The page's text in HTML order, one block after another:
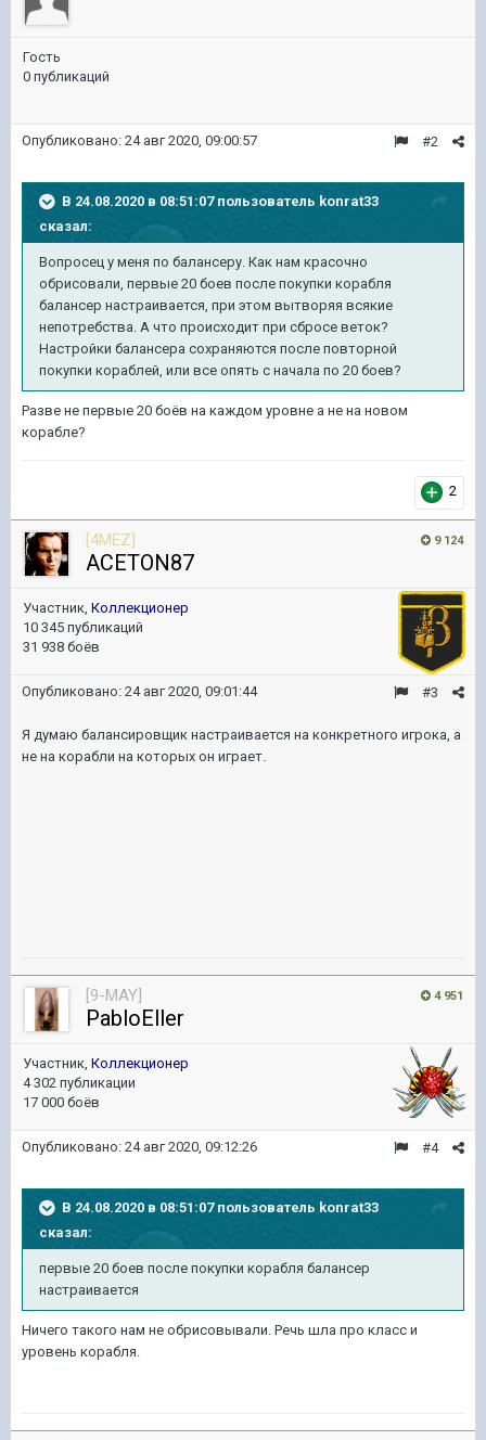
Гость
0 публикаций
#2
Опубликовано: 24 авг 2020, 09:00:57
В 24.08.2020 в 08:51:07 пользователь konrat33
сказал:
Вопросец у меня по балансеру. Как нам красочно
обрисовали, первые 20 боев после покупки корабля
балансер настраивается, при этом вытворяя всякие
непотребства. А что происходит при сбросе веток?
Настройки балансера сохраняются после повторной
покупки кораблей, или все опять с начала по 20 боев?
Разве не первые 20 боёв на каждом уровне а не на новом
корабле?
2
9 124
[4MEZ]
ACETON87
Участник, Коллекционер
10 345 публикаций
31 938 боёв
#3
Опубликовано: 24 авг 2020, 09:01:44
Я думаю балансировщик настраивается на конкретного игрока, а
не на корабли на которых он играет.
4 951
[9-MAY]
PabloEller
Участник, Коллекционер
4 302 публикации
17 000 боёв
#4
Опубликовано: 24 авг 2020, 09:12:26
В 24.08.2020 в 08:51:07 пользователь konrat33
сказал:
первые 20 боев после покупки корабля балансер
настраивается
Ничего такого нам не обрисовывали. Речь шла про класс и
уровень корабля.